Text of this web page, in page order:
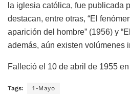
la iglesia católica, fue publicada
destacan, entre otras, “El
aparición del hombre” (1956) y
además, aún existen volúmenes
Falleció el 10 de abril de 1955
Tags: 1-Mayo